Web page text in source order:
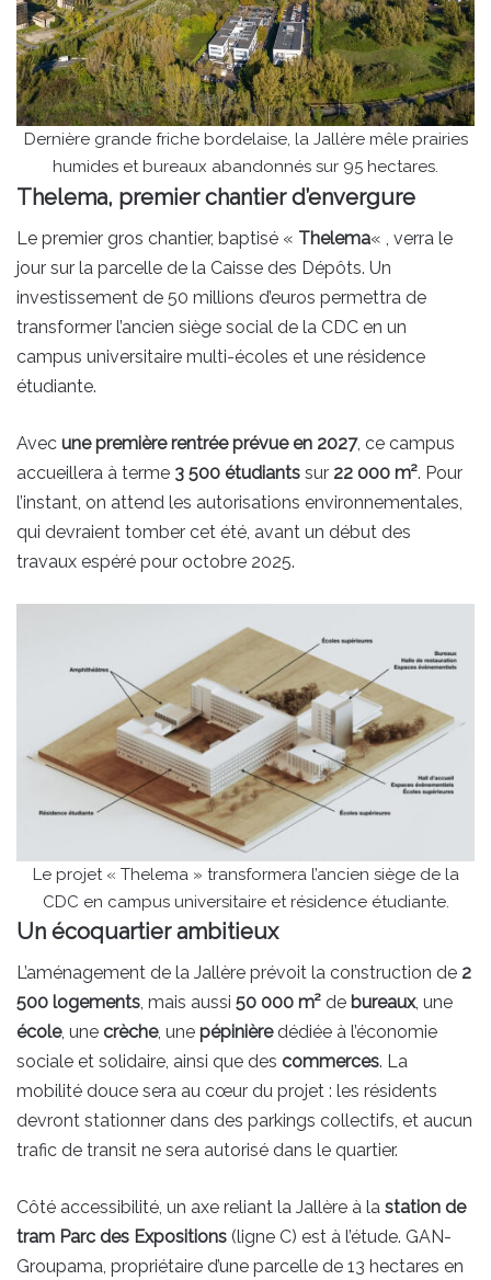
Dernière grande friche bordelaise, la Jallère mêle prairies
humides et bureaux abandonnés sur 95 hectares.
Thelema, premier chantier d’envergure
Le premier gros chantier, baptisé « Thelema« , verra le
jour sur la parcelle de la Caisse des Dépôts. Un
investissement de 50 millions d’euros permettra de
transformer l’ancien siège social de la CDC en un
campus universitaire multi-écoles et une résidence
étudiante.
Avec une première rentrée prévue en 2027, ce campus
accueillera à terme 3 500 étudiants sur 22 000 m². Pour
l’instant, on attend les autorisations environnementales,
qui devraient tomber cet été, avant un début des
travaux espéré pour octobre 2025.
Le projet « Thelema » transformera l’ancien siège de la
CDC en campus universitaire et résidence étudiante.
Un écoquartier ambitieux
L’aménagement de la Jallère prévoit la construction de 2
500 logements, mais aussi 50 000 m² de bureaux, une
école, une crèche, une pépinièredédiée à l’économie
sociale et solidaire, ainsi que des commerces. La
mobilité douce sera au cœur du projet : les résidents
devront stationner dans des parkings collectifs, et aucun
trafic de transit ne sera autorisé dans le quartier.
Côté accessibilité, un axe reliant la Jallère à la station de
tram Parc des Expositions (ligne C) est à l’étude. GAN-
Groupama, propriétaire d’une parcelle de 13 hectares en